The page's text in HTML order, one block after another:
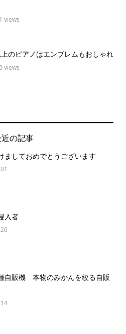
views
上のピアノはエンブレムもおしゃれ
views
近の記事
ましておめでとうございます
入者
自販機 本物のみかんを絞る自販